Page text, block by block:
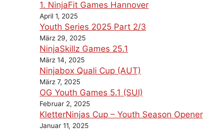
1. NinjaFit Games Hannover
April 1, 2025
Youth Series 2025 Part 2/3
März 29, 2025
NinjaSkillz Games 25.1
März 14, 2025
Ninjabox Quali Cup (AUT)
März 7, 2025
OG Youth Games 5.1 (SUI)
Februar 2, 2025
KletterNinjas Cup – Youth Season Opener
Januar 11, 2025